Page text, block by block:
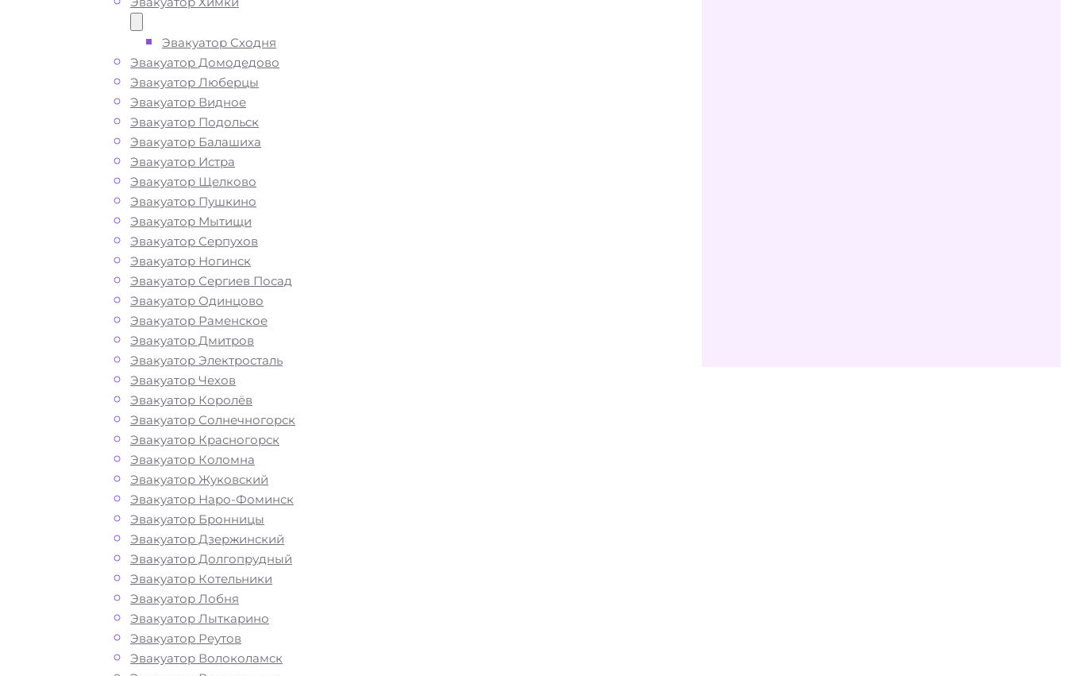
Эвакуатор Сходня
Эвакуатор Домодедово
Эвакуатор Люберцы
Эвакуатор Видное
Эвакуатор Подольск
Эвакуатор Балашиха
Эвакуатор Истра
Эвакуатор Щелково
Эвакуатор Пушкино
Эвакуатор Мытищи
Эвакуатор Серпухов
Эвакуатор Ногинск
Эвакуатор Сергиев Посад
Эвакуатор Одинцово
Эвакуатор Раменское
Эвакуатор Дмитров
Эвакуатор Электросталь
Эвакуатор Чехов
Эвакуатор Королёв
Эвакуатор Солнечногорск
Эвакуатор Красногорск
Эвакуатор Коломна
Эвакуатор Жуковский
Эвакуатор Наро-Фоминск
Эвакуатор Бронницы
Эвакуатор Дзержинский
Эвакуатор Долгопрудный
Эвакуатор Котельники
Эвакуатор Лобня
Эвакуатор Лыткарино
Эвакуатор Реутов
Эвакуатор Волоколамск
Как перевезти
авто на ЦКАДе?
Перевозка автомобиля с ЦКАДа
эвакуатором «МОБИ» дешево, круглосуточно